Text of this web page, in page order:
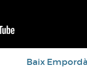
Baix